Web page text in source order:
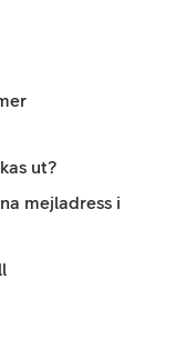
ut?
mejladress i